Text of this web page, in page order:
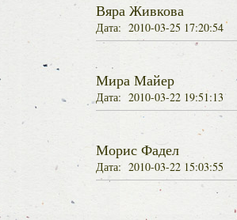
Вяра Живкова
Дата: 2010-03-25 17:20:54
Мира Майер
Дата: 2010-03-22 19:51:13
Морис Фадел
Дата: 2010-03-22 15:03:55